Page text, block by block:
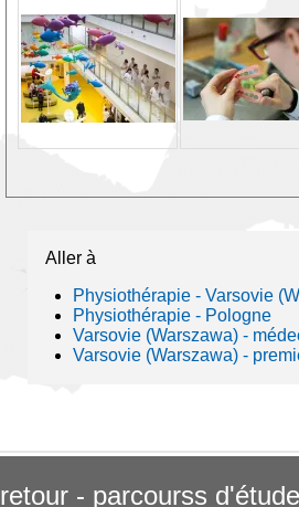
Aller à
Physiothérapie - Varsovie
Physiothérapie - Pologne
Varsovie (Warszawa) -
Varsovie (Warszawa) -
retour - parcourss